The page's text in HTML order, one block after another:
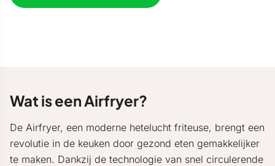
Wat is een Airfryer?
De Airfryer, een moderne hetelucht friteuse, brengt een
revolutie in de keuken door gezond eten gemakkelijker
te maken. Dankzij de technologie van snel circulerende